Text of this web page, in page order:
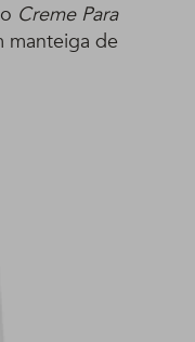
Creme Para
manteiga de